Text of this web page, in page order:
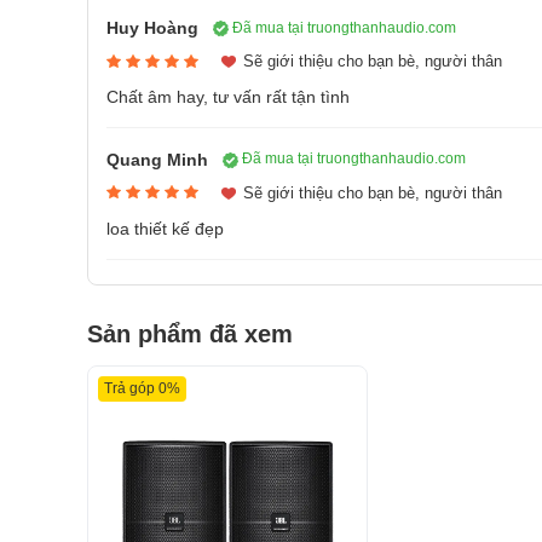
Mặt trước là tấm lưới từ thép không gỉ bao trùm
củaloa JBL KP2012G2.
Loa karaoke JBL KP2012G2
390mm cùng trọng lượng 21,2 kg nên người dùng
vận chuyển, lắp đặt loa.
Huy Hoàng Đã mua tại truongthanhaudio.com
Sẽ giới thiệu cho bạn bè, người thân
Chất âm hay, tư vấn rất tận tình
Quang Minh Đã mua tại truongthanhaudio.com
Sẽ giới thiệu cho bạn bè, người thân
loa thiết kế đẹp
Sản phẩm đã xem
Trả góp 0%